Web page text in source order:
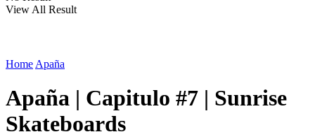
View All Result
Home Apaña
Apaña | Capitulo #7 | Sunrise
Skateboards